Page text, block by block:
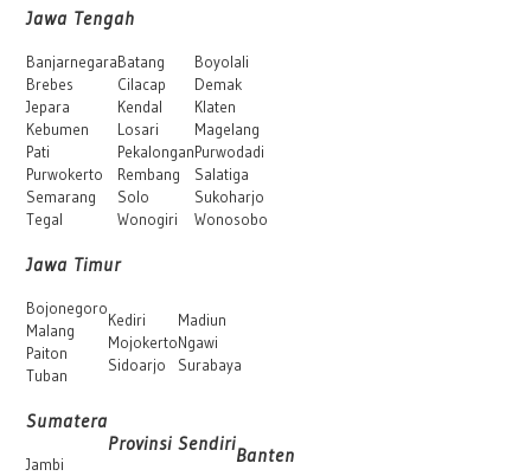
Jawa Tengah
Banjarnegara
Brebes
Jepara
Kebumen
Pati
Purwokerto
Semarang
Tegal
Batang
Cilacap
Kendal
Losari
Pekalongan
Rembang
Solo
Wonogiri
Boyolali
Demak
Klaten
Magelang
Purwodadi
Salatiga
Sukoharjo
Wonosobo
Jawa Timur
Bojonegoro
Malang
Paiton
Tuban
Kediri
Mojokerto
Sidoarjo
Madiun
Ngawi
Surabaya
Sumatera
Jambi
Provinsi SendiriBanten